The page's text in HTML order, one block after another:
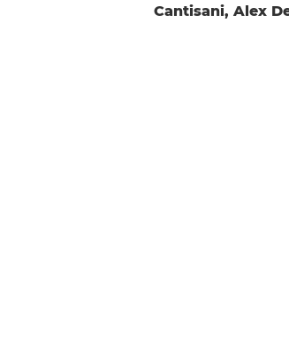
Cantisani, Alex